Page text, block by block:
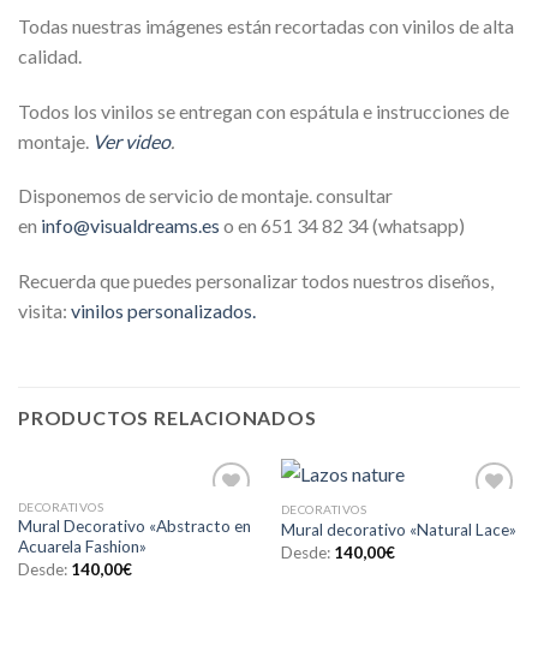
Todas nuestras imágenes están recortadas con vinilos de alta
calidad.
Todos los vinilos se entregan con espátula e instrucciones de
montaje. Ver video.
Disponemos de servicio de montaje. consultar
en info@visualdreams.es o en 651 34 82 34 (whatsapp)
Recuerda que puedes personalizar todos nuestros diseños,
visita: vinilos personalizados.
PRODUCTOS RELACIONADOS
a la
DECORATIVOS
Mural Decorativo «Abstracto en
Acuarela Fashion»
Desde: 140,00€
a la
DECORATIVOS
Mural decorativo «Natural Lace»
Desde: 140,00€